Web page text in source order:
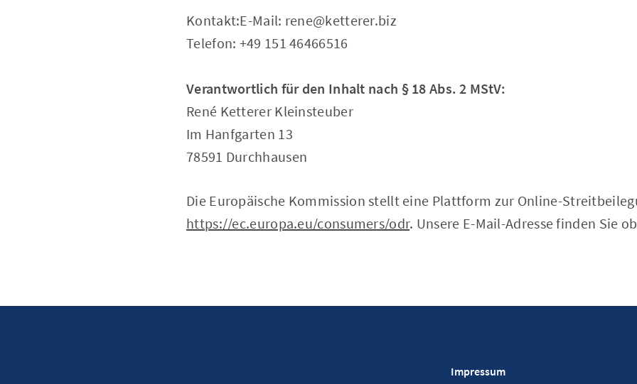
Kontakt:E-Mail: rene@ketterer.biz
Telefon: +49 151 46466516
Verantwortlich für den Inhalt nach § 18 Abs. 2 MStV:
René Ketterer Kleinsteuber
Im Hanfgarten 13
78591 Durchhausen
Die Europäische Kommission stellt eine Plattform zur Online-
https://ec.europa.eu/consumers/odr. Unsere E-Mail-Adresse finden Sie
Impressum